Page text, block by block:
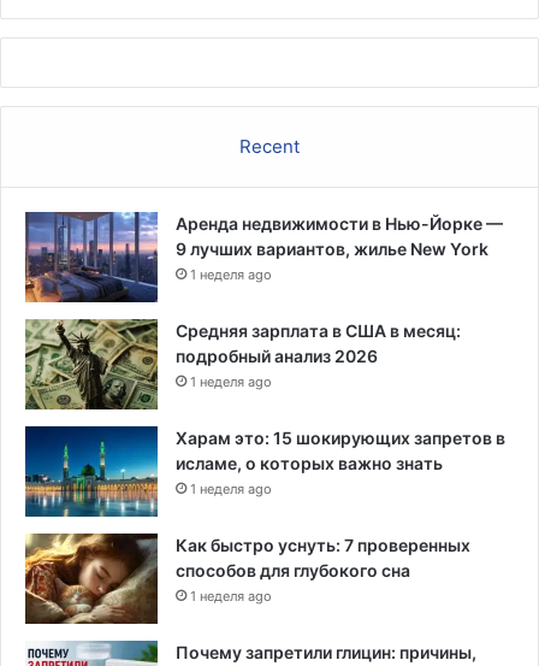
н
D
в
п
р
и
о
р
и
т
т
н
м
п
р
Recent
Аренда недвижимости в Нью-Йорке —
9 лучших вариантов, жилье New York
1 неделя ago
Средняя зарплата в США в месяц:
подробный анализ 2026
1 неделя ago
Харам это: 15 шокирующих запретов в
исламе, о которых важно знать
1 неделя ago
Как быстро уснуть: 7 проверенных
способов для глубокого сна
1 неделя ago
Почему запретили глицин: причины,